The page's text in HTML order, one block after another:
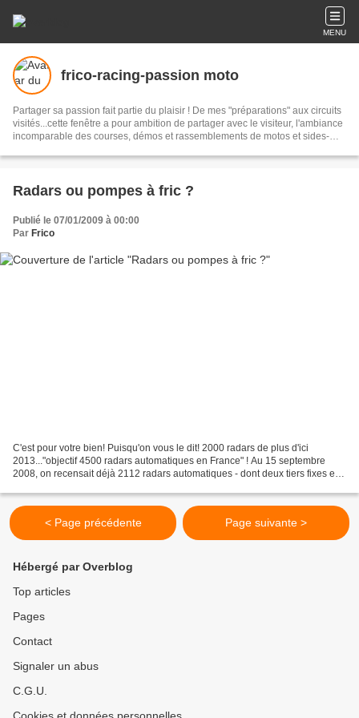
MENU
frico-racing-passion moto
Partager sa passion fait partie du plaisir ! De mes "préparations" aux circuits
visités...cette fenêtre a pour ambition de partager avec le visiteur, l'ambiance
incomparable des courses, démos et rassemblements de motos et sides-
Radars ou pompes à fric ?
Publié le 07/01/2009 à 00:00
Par Frico
C'est pour votre bien! Puisqu'on vous le dit! 2000 radars de plus d'ici
2013..."objectif 4500 radars automatiques en France" ! Au 15 septembre
2008, on recensait déjà 2112 radars automatiques - dont deux tiers fixes et
< Page précédente Page suivante >
Hébergé par Overblog
Top articles
Pages
Contact
Signaler un abus
C.G.U.